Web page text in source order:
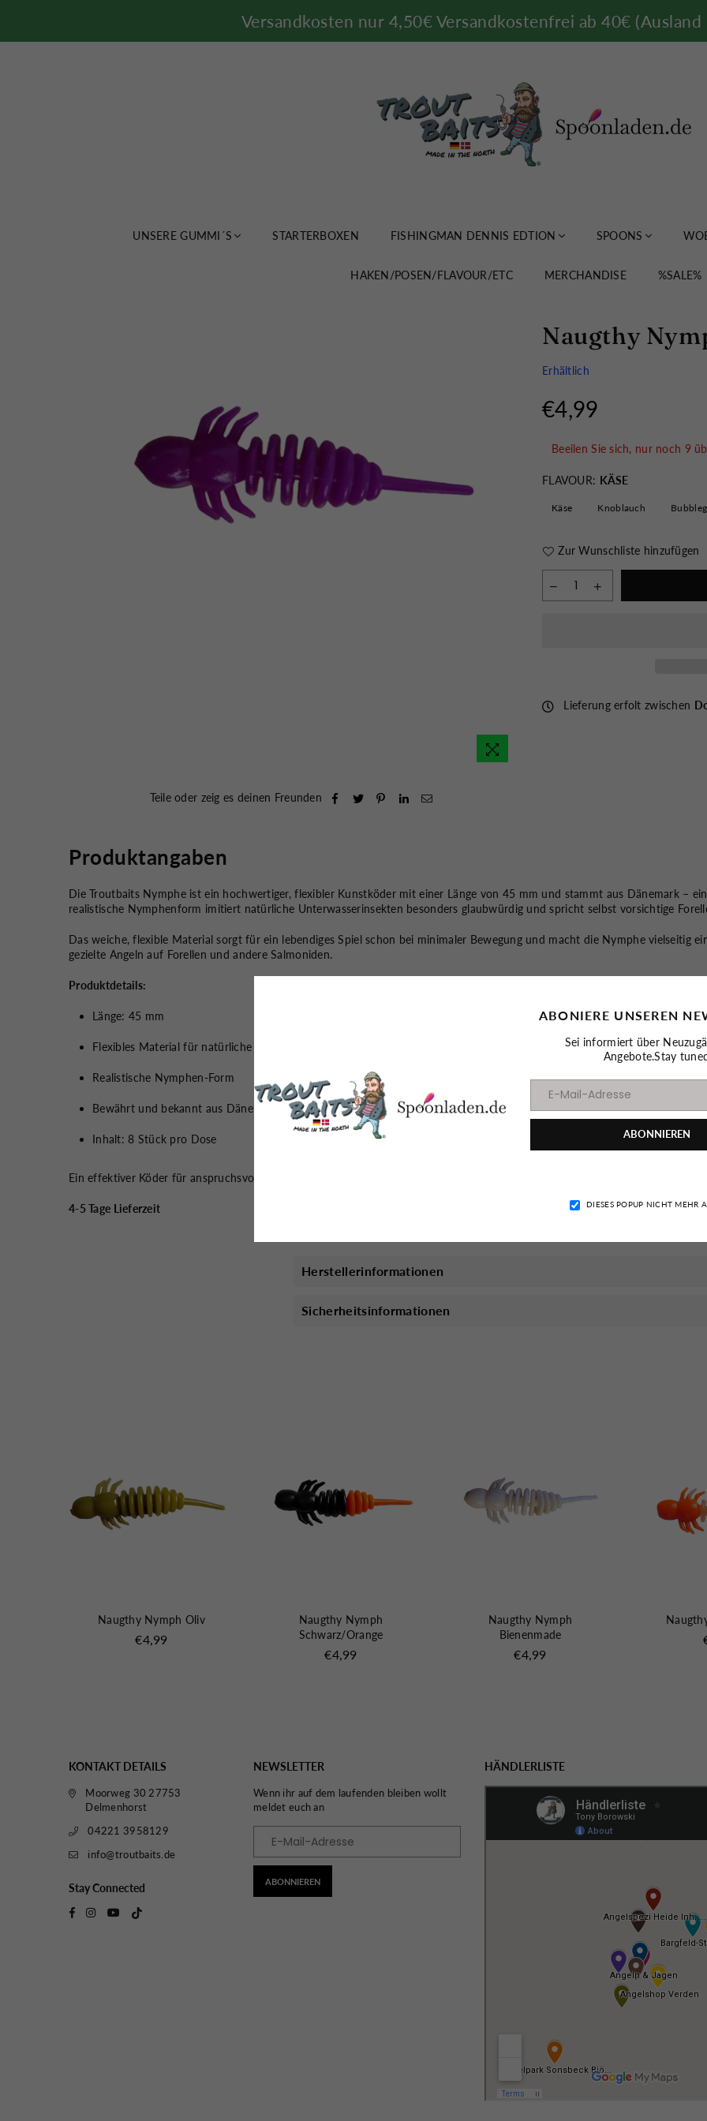
ABONIERE UNSEREN
Sei informiert über
Angebote.Stay
ABONNIEREN
DIESES POPUP NICHT MEHR
Versandkosten nur 4,50€ Versandkostenfrei ab 40€
UNSERE GUMMI´S STARTERBOXEN FISHINGMAN DENNIS EDTION SPOONS
HAKEN/POSEN/FLAVOUR/ETC MERCHANDISE %SALE%
Teile oder zeig es deinen Freunden
Naugthy
Erhältlich
Normaler
€4,99
Beeilen Sie sich, nur noch 9
FLAVOUR: KÄSE
Käse Knoblauch
Zur Wunschliste hinzufügen
Lieferung erfolt zwischen
Produktangaben
Die Troutbaits Nymphe ist ein hochwertiger, flexibler Kunstköder mit einer Länge von 45 mm und stammt aus Dänemark –
realistische Nymphenform imitiert natürliche Unterwasserinsekten besonders glaubwürdig und spricht selbst vorsichtige
Das weiche, flexible Material sorgt für ein lebendiges Spiel schon bei minimaler Bewegung und macht die Nymphe vielseitig
gezielte Angeln auf Forellen und andere Salmoniden.
Produktdetails:
Länge: 45 mm
Flexibles Material für natürliche Bewegung
Realistische Nymphen-Form
Bewährt und bekannt aus Dänemark
Inhalt: 8 Stück pro Dose
Ein effektiver Köder für anspruchsvolle Angler, die auf Qualität und Fängigkeit setzen.
4-5 Tage Lieferzeit
Herstellerinformationen
Sicherheitsinformationen
Naugthy Nymph Oliv
Normaler
€4,99
Naugthy Nymph
Schwarz/Orange
Normaler
€4,99
Naugthy Nymph
Bienenmade
Normaler
€4,99
KONTAKT DETAILS
Moorweg 30 27753
Delmenhorst
04221 3958129
info@troutbaits.de
Stay Connected
FacebookInstagram
YouTubeTikTok
NEWSLETTER
Wenn ihr auf dem laufenden bleiben wollt
meldet euch an
ABONNIEREN
HÄNDLERLISTE